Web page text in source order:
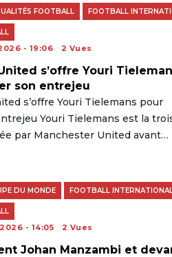
FOOTBALL FOOTBALL
- 19:06 2 Vues
s’offre Youri
son entrejeu
s’offre Youri Tielemans pour
Youri Tielemans est la
par Manchester United avant…
DU MONDE FOOTBALL
- 14:05 2 Vues
Johan Manzambi et